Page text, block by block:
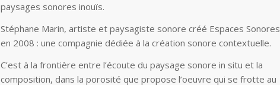
paysages sonores inouïs.
Stéphane Marin, artiste et paysagiste sonore créé Espaces Sonores
en 2008 : une compagnie dédiée à la création sonore contextuelle.
C’est à la frontière entre l’écoute du paysage sonore in situ et la
composition, dans la porosité que propose l’oeuvre qui se frotte au